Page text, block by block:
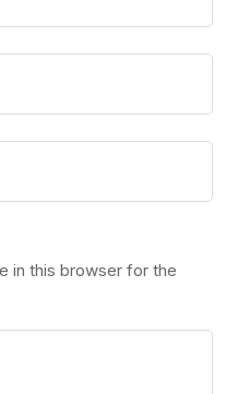
in this browser for the